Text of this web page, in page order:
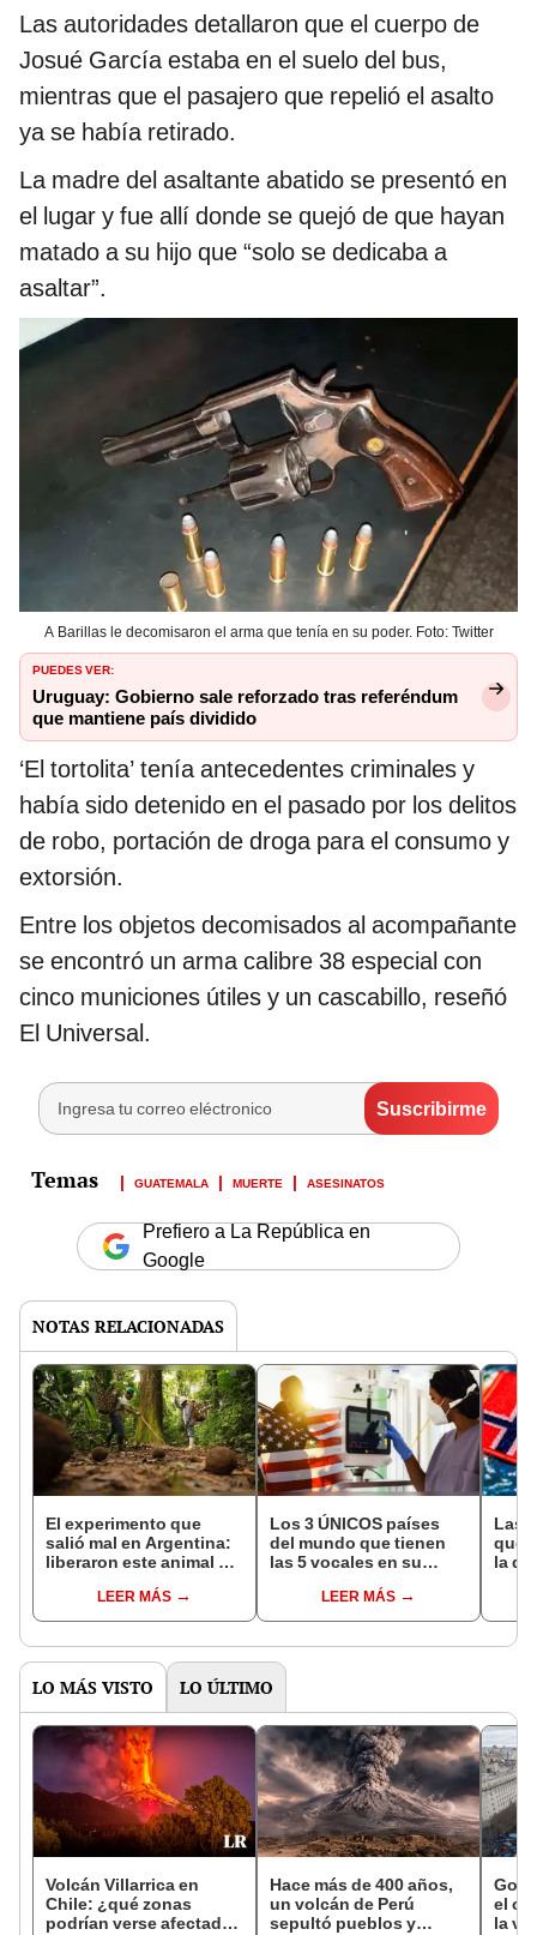
Las autoridades detallaron que el cuerpo de
Josué García estaba en el suelo del bus,
mientras que el pasajero que repelió el asalto
ya se había retirado.
La madre del asaltante abatido se presentó en
el lugar y fue allí donde se quejó de que hayan
matado a su hijo que “solo se dedicaba a
asaltar”.
A Barillas le decomisaron el arma que tenía en su poder. Foto: Twitter
PUEDES VER:
Uruguay: Gobierno sale reforzado tras referéndum
que mantiene país dividido
‘El tortolita’ tenía antecedentes criminales y
había sido detenido en el pasado por los delitos
de robo, portación de droga para el consumo y
extorsión.
Entre los objetos decomisados al acompañante
se encontró un arma calibre 38 especial con
cinco municiones útiles y un cascabillo, reseñó
El Universal.
GUATEMALA MUERTE ASESINATOS
Prefiero a La República en
Google
NOTAS RELACIONADAS
El experimento que
salió mal en Argentina:
liberaron este animal y
bosques milenarios de
la Patagonia
LEER MÁS
Los 3 ÚNICOS países
del mundo que tienen
las 5 vocales en su
con unoLEER MÁS
Las
que
la de
LO MÁS VISTO LO ÚLTIMO
Volcán Villarrica en
Chile: ¿qué zonas
podrían verse afectadas
Hace más de 400 años,
un volcán de Perú
sepultó pueblos y
el
la